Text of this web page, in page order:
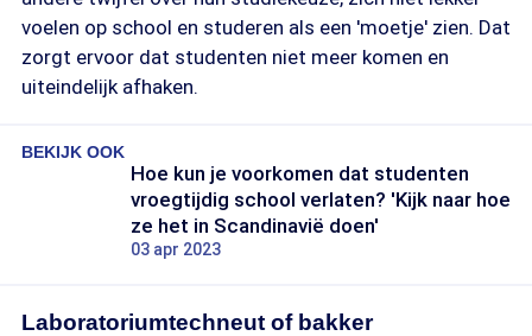
voelen op school en studeren als een 'moetje' zien. Dat
zorgt ervoor dat studenten niet meer komen en
uiteindelijk afhaken.
BEKIJK OOK
Hoe kun je voorkomen dat studenten
vroegtijdig school verlaten? 'Kijk naar hoe
ze het in Scandinavië doen'
03 apr 2023
Laboratoriumtechneut of bakker